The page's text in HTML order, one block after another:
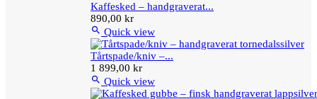
Kaffesked – handgraverat...
890,00 kr
 Quick view
Tårtspade/kniv –...
1 899,00 kr
 Quick view